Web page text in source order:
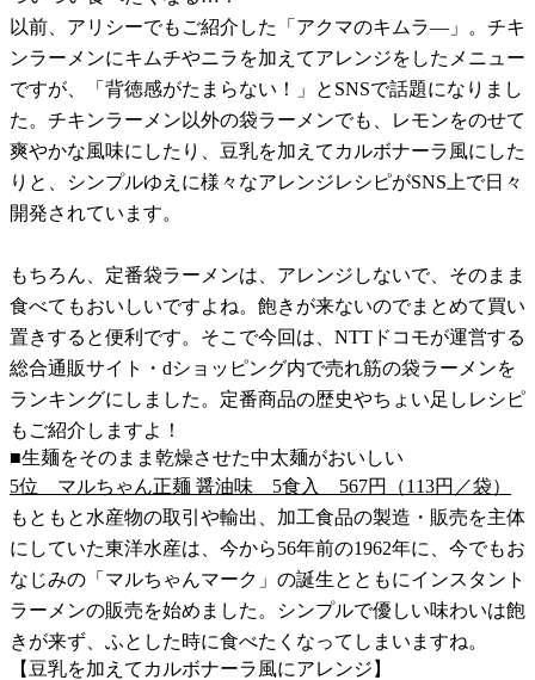
以前、アリシーでもご紹介した「アクマのキムラ―」。チキ
ンラーメンにキムチやニラを加えてアレンジをしたメニュー
ですが、「背徳感がたまらない！」とSNSで話題になりまし
た。チキンラーメン以外の袋ラーメンでも、レモンをのせて
爽やかな風味にしたり、豆乳を加えてカルボナーラ風にした
りと、シンプルゆえに様々なアレンジレシピがSNS上で日々
開発されています。
もちろん、定番袋ラーメンは、アレンジしないで、そのまま
食べてもおいしいですよね。飽きが来ないのでまとめて買い
置きすると便利です。そこで今回は、NTTドコモが運営する
総合通販サイト・dショッピング内で売れ筋の袋ラーメンを
ランキングにしました。定番商品の歴史やちょい足しレシピ
もご紹介しますよ！
■生麺をそのまま乾燥させた中太麺がおいしい
5位 マルちゃん正麺 醤油味 5食入 567円（113円／袋）
もともと水産物の取引や輸出、加工食品の製造・販売を主体
にしていた東洋水産は、今から56年前の1962年に、今でもお
なじみの「マルちゃんマーク」の誕生とともにインスタント
ラーメンの販売を始めました。シンプルで優しい味わいは飽
きが来ず、ふとした時に食べたくなってしまいますね。
【豆乳を加えてカルボナーラ風にアレンジ】